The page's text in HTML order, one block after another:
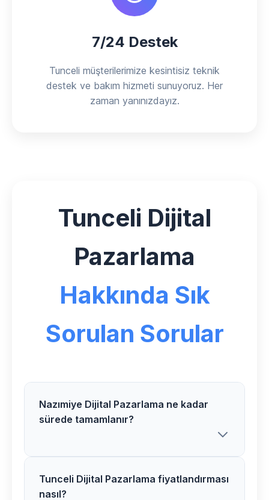
7/24 Destek
Tunceli müşterilerimize kesintisiz teknik
destek ve bakım hizmeti sunuyoruz. Her
zaman yanınızdayız.
Tunceli Dijital
Pazarlama
Hakkında Sık
Sorulan Sorular
Nazımiye Dijital Pazarlama ne kadar
sürede tamamlanır?
Nazımiye bölgesindeki Dijital Pazarlama
Tunceli Dijital Pazarlama fiyatlandırması
nasıl?